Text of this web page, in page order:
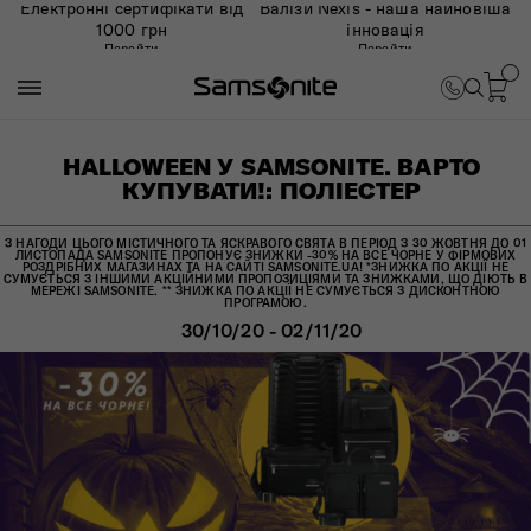
Електронні сертифікати від
1000 грн
Перейти
Валізи Nexis - наша найновіша
інновація
Перейти
HALLOWEEN У SAMSONITE. ВАРТО
КУПУВАТИ!: ПОЛІЕСТЕР
З НАГОДИ ЦЬОГО МІСТИЧНОГО ТА ЯСКРАВОГО СВЯТА В ПЕРІОД З 30 ЖОВТНЯ ДО 01
ЛИСТОПАДА SAMSONITE ПРОПОНУЄ ЗНИЖКИ -30% НА ВСЕ ЧОРНЕ У ФІРМОВИХ
РОЗДРІБНИХ МАГАЗИНАХ ТА НА САЙТІ SAMSONITE.UA! *ЗНИЖКА ПО АКЦІЇ НЕ
СУМУЄТЬСЯ З ІНШИМИ АКЦІЙНИМИ ПРОПОЗИЦІЯМИ ТА ЗНИЖКАМИ, ЩО ДІЮТЬ В
МЕРЕЖІ SAMSONITE. ** ЗНИЖКА ПО АКЦІЇ НЕ СУМУЄТЬСЯ З ДИСКОНТНОЮ
ПРОГРАМОЮ.
30/10/20 - 02/11/20